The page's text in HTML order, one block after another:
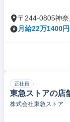
〒244-0805神
月給22万1400
正社員
東急ストアの店
株式会社東急ストア